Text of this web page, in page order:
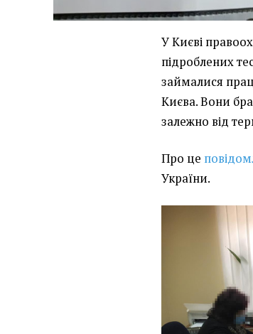
У Києві
підроблених
займалися
Києва. Вони
залежно від
Про це
України.